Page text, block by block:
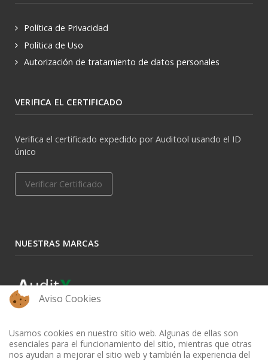
Política de Privacidad
Política de Uso
Autorización de tratamiento de datos personales
VERIFICA EL CERTIFICADO
Verifica el certificado expedido por Auditool usando el ID
único
Verificar Certificado
NUESTRAS MARCAS
Aviso Cookies
Usamos cookies en nuestro sitio web. Algunas de ellas son
esenciales para el funcionamiento del sitio, mientras que otras
nos ayudan a mejorar el sitio web y también la experiencia del